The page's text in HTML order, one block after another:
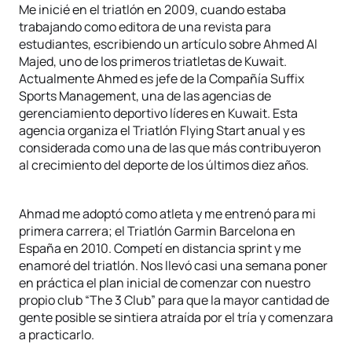
Me inicié en el triatlón en 2009, cuando estaba
trabajando como editora de una revista para
estudiantes, escribiendo un artículo sobre Ahmed Al
Majed, uno de los primeros triatletas de Kuwait.
Actualmente Ahmed es jefe de la Compañía Suffix
Sports Management, una de las agencias de
gerenciamiento deportivo líderes en Kuwait. Esta
agencia organiza el Triatlón Flying Start anual y es
considerada como una de las que más contribuyeron
al crecimiento del deporte de los últimos diez años.
Ahmad me adoptó como atleta y me entrenó para mi
primera carrera; el Triatlón Garmin Barcelona en
España en 2010. Competí en distancia sprint y me
enamoré del triatlón. Nos llevó casi una semana poner
en práctica el plan inicial de comenzar con nuestro
propio club “The 3 Club” para que la mayor cantidad de
gente posible se sintiera atraída por el tría y comenzara
a practicarlo.